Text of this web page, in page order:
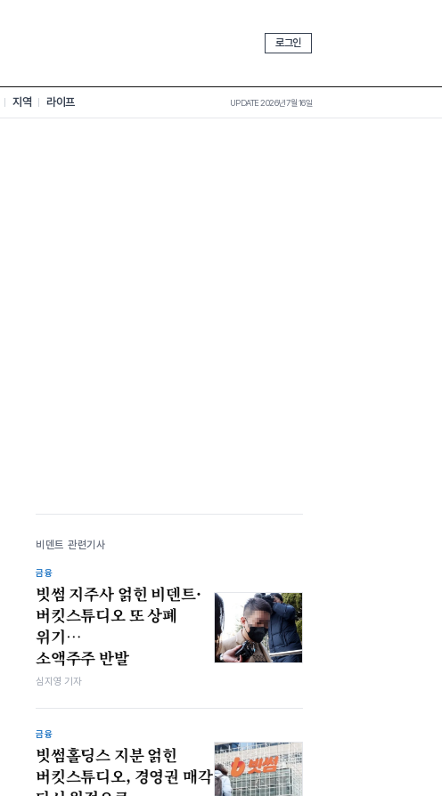
로그인
지역 라이프 UPDATE 2026년 7월 16일
비덴트 관련기사
금융
빗썸 지주사 얽힌 비덴트·
버킷스튜디오 또 상폐
위기…
소액주주 반발
심지영 기자
금융
빗썸홀딩스 지분 얽힌
버킷스튜디오, 경영권 매각